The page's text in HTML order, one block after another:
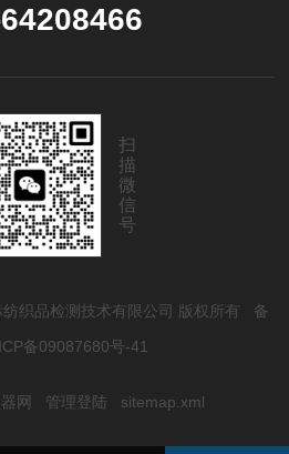
扫
描
微
信
号
织品检测技术有限公司 版权所有 备
备09087680号-41
网 管理登陆 sitemap.xml